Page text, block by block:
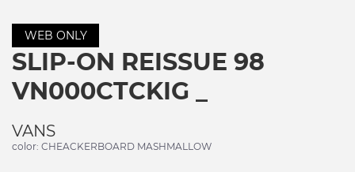
WEB ONLY
SLIP-ON REISSUE 98
VN000CTCKIG _
VANS
color: CHEACKERBOARD MASHMALLOW